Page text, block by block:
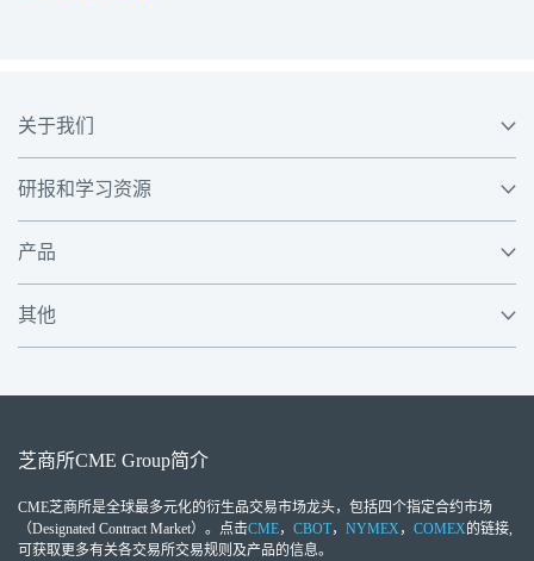
关于我们
研报和学习资源
产品
其他
芝商所CME Group简介
CME芝商所是全球最多元化的衍生品交易市场龙头，包括四个指定合约市场
（Designated Contract Market）。点击CME， CBOT， NYMEX， COMEX的链接,
可获取更多有关各交易所交易规则及产品的信息。